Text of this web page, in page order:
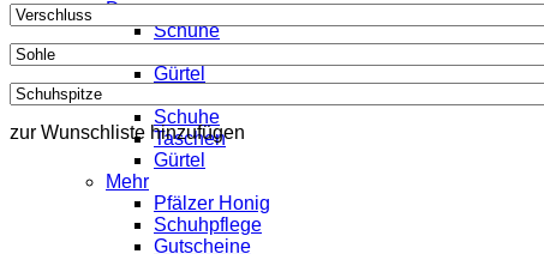
Damen
Schuhe
Gürtel
Schuhe
Taschen
Gürtel
Mehr
Pfälzer Honig
Schuhpflege
Gutscheine
zur Wunschliste hinzufügen